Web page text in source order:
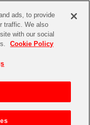
EVENT
ads, to provide
traffic. We also
with our social
Cookie Policy